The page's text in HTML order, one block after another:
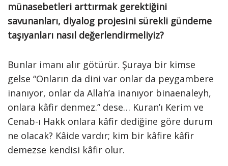
münasebetleri arttırmak gerektiğini
savunanları, diyalog projesini sürekli gündeme
taşıyanları nasıl değerlendirmeliyiz?
Bunlar imanı alır götürür. Şuraya bir kimse
gelse “Onların da dini var onlar da peygambere
inanıyor, onlar da Allah’a inanıyor binaenaleyh,
onlara kâfir denmez.” dese… Kuran’ı Kerim ve
Cenab-ı Hakk onlara kâfir dediğine göre durum
ne olacak? Kâide vardır; kim bir kâfire kâfir
demezse kendisi kâfir olur.